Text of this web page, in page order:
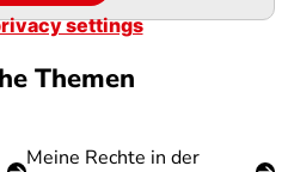
settings
Themen
Meine Rechte in der